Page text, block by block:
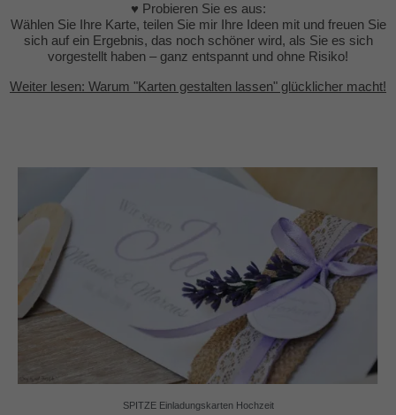
♥ Probieren Sie es aus:
Wählen Sie Ihre Karte, teilen Sie mir Ihre Ideen mit und freuen Sie
sich auf ein Ergebnis, das noch schöner wird, als Sie es sich
vorgestellt haben – ganz entspannt und ohne Risiko!
Weiter lesen: Warum "Karten gestalten lassen" glücklicher macht!
SPITZE Einladungskarten Hochzeit